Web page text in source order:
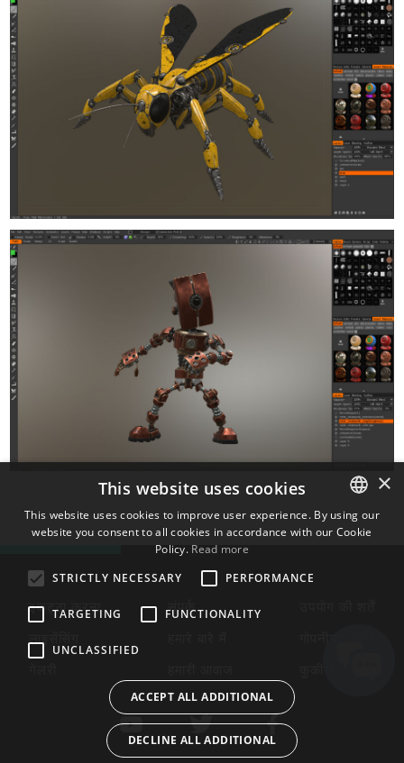
इकट्ठा करना संपर्क
ENGLISH
×
This website uses cookies
This website uses cookies to improve user experience. By using our
website you consent to all cookies in accordance with our Cookie
Policy. Read more
STRICTLY NECESSARY
PERFORMANCE
TARGETING FUNCTIONALITY
UNCLASSIFIED
ACCEPT ALL ADDITIONAL
DECLINE ALL ADDITIONAL